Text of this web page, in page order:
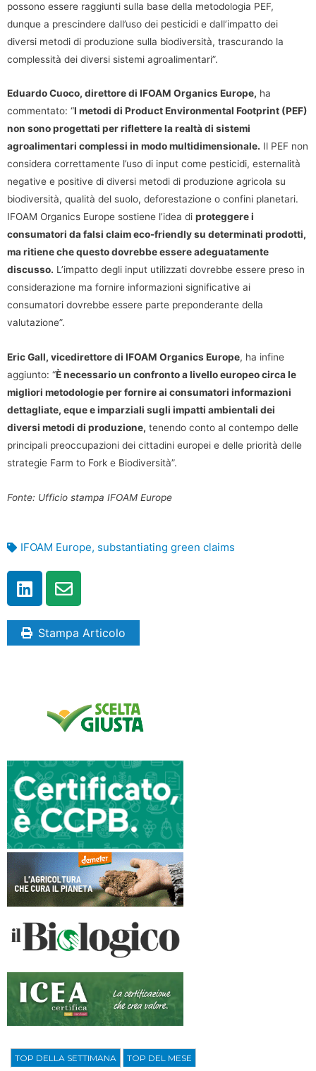
possono essere raggiunti sulla base della metodologia PEF,
dunque a prescindere dall’uso dei pesticidi e dall’impatto dei
diversi metodi di produzione sulla biodiversità, trascurando la
complessità dei diversi sistemi agroalimentari”.
Eduardo Cuoco, direttore di IFOAM Organics Europe, ha
commentato: “I metodi di Product Environmental Footprint (PEF)
non sono progettati per riflettere la realtà di sistemi
agroalimentari complessi in modo multidimensionale. Il PEF non
considera correttamente l’uso di input come pesticidi, esternalità
negative e positive di diversi metodi di produzione agricola su
biodiversità, qualità del suolo, deforestazione o confini planetari.
IFOAM Organics Europe sostiene l’idea di proteggere i
consumatori da falsi claim eco-friendly su determinati prodotti,
ma ritiene che questo dovrebbe essere adeguatamente
discusso. L’impatto degli input utilizzati dovrebbe essere preso in
considerazione ma fornire informazioni significative ai
consumatori dovrebbe essere parte preponderante della
valutazione”.
Eric Gall, vicedirettore di IFOAM Organics Europe, ha infine
aggiunto: “È necessario un confronto a livello europeo circa le
migliori metodologie per fornire ai consumatori informazioni
dettagliate, eque e imparziali sugli impatti ambientali dei
diversi metodi di produzione, tenendo conto al contempo delle
principali preoccupazioni dei cittadini europei e delle priorità delle
strategie Farm to Fork e Biodiversità”.
Fonte: Ufficio stampa IFOAM Europe
IFOAM Europe, substantiating green claims
Stampa Articolo
TOP DELLA SETTIMANA TOP DEL MESE